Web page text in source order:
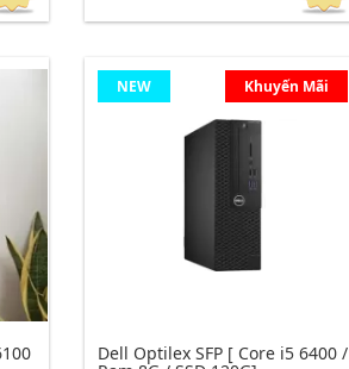
Khuyến Mãi
NEW
Dell Optilex SFP [ Core i5 6400 /